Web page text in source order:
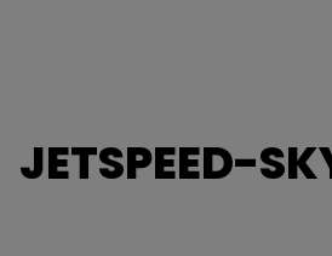
JETSPEED-